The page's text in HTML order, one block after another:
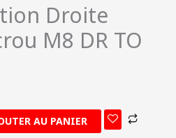
Droite
M8 DR TO
AU PANIER